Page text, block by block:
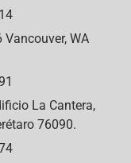
WA
La Cantera,
76090.